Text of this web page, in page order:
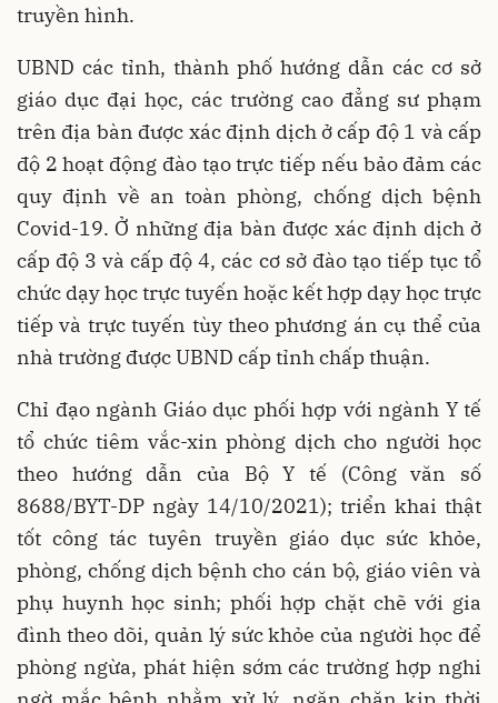
truyền hình.
UBND các tỉnh, thành phố hướng dẫn các cơ sở
giáo dục đại học, các trường cao đẳng sư phạm
trên địa bàn được xác định dịch ở cấp độ 1 và cấp
độ 2 hoạt động đào tạo trực tiếp nếu bảo đảm các
quy định về an toàn phòng, chống dịch bệnh
Covid-19. Ở những địa bàn được xác định dịch ở
cấp độ 3 và cấp độ 4, các cơ sở đào tạo tiếp tục tổ
chức dạy học trực tuyến hoặc kết hợp dạy học trực
tiếp và trực tuyến tùy theo phương án cụ thể của
nhà trường được UBND cấp tỉnh chấp thuận.
Chỉ đạo ngành Giáo dục phối hợp với ngành Y tế
tổ chức tiêm vắc-xin phòng dịch cho người học
theo hướng dẫn của Bộ Y tế (Công văn số
8688/BYT-DP ngày 14/10/2021); triển khai thật
tốt công tác tuyên truyền giáo dục sức khỏe,
phòng, chống dịch bệnh cho cán bộ, giáo viên và
phụ huynh học sinh; phối hợp chặt chẽ với gia
đình theo dõi, quản lý sức khỏe của người học để
phòng ngừa, phát hiện sớm các trường hợp nghi